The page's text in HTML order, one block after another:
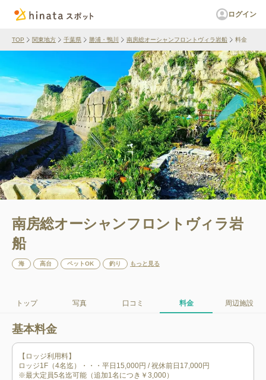
ログイン
TOP 関東地方 千葉県 勝浦・鴨川 南房総オーシャンフロントヴィラ岩船 料金
南房総オーシャンフロントヴィラ岩
船
海 高台 ペットOK 釣り もっと見る
トップ 写真 口コミ 料金 周辺施設
基本料金
【ロッジ利用料】
ロッジ1F（4名迄）・・・平日15,000円 / 祝休前日17,000円
※最大定員5名迄可能（追加1名につき￥3,000）